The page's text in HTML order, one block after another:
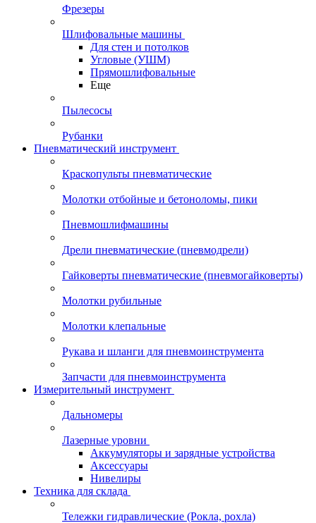
Фрезеры
Шлифовальные машины
Для стен и потолков
Угловые (УШМ)
Прямошлифовальные
Еще
Пылесосы
Рубанки
Пневматический инструмент
Краскопульты пневматические
Молотки отбойные и бетоноломы, пики
Пневмошлифмашины
Дрели пневматические (пневмодрели)
Гайковерты пневматические (пневмогайковерты)
Молотки рубильные
Молотки клепальные
Рукава и шланги для пневмоинструмента
Запчасти для пневмоинструмента
Измерительный инструмент
Дальномеры
Лазерные уровни
Аккумуляторы и зарядные устройства
Аксессуары
Нивелиры
Техника для склада
Тележки гидравлические (Рокла, рохла)